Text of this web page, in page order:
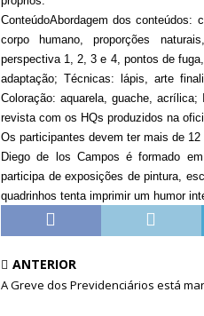
ConteúdoAbordagem dos conteúdos:
corpo humano, proporções
perspectiva 1, 2, 3 e 4, pontos de
adaptação; Técnicas: lápis, arte
Coloração: aquarela, guache,
revista com os HQs produzidos na
Os participantes devem ter mais de 12
Diego de los Campos é formado
participa de exposições de pintura,
quadrinhos tenta imprimir um humor
ANTERIOR
A Greve dos Previdenciários está